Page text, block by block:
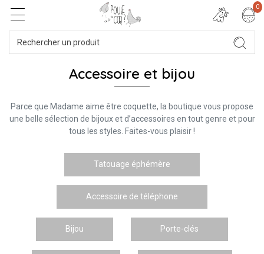
0
Accessoire et bijou
Parce que Madame aime être coquette, la boutique vous propose
une belle sélection de bijoux et d’accessoires en tout genre et pour
tous les styles. Faites-vous plaisir !
Tatouage éphémère
Accessoire de téléphone
Bijou Porte-clés